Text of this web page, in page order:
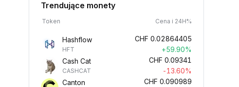
Trendujące monety
Token Cena i 24H%
Hashflow
HFT
CHF 0.02864405
+59.90%
Cash Cat
CASHCAT
CHF 0.09341
-13.60%
Canton
CHF 0.090989